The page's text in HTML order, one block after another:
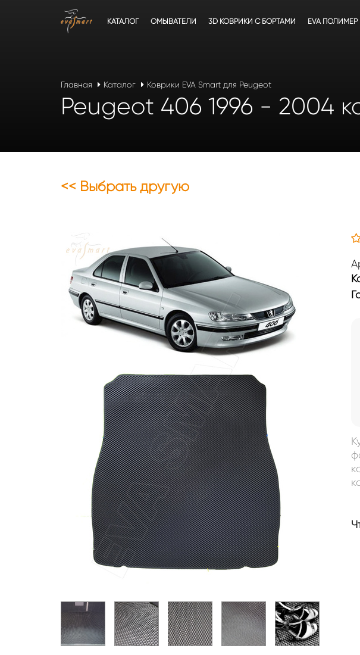
КАТАЛОГ ОМЫВАТЕЛИ 3D КОВРИКИ C БОРТАМИ EVA ПОЛИМЕР
Главная Каталог Коврики EVA Smart для Peugeot
Peugeot 406 1996 - 2004
<< Выбрать другую